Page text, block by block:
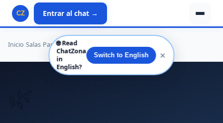
CZ Entrar al chat →
Inicio Salas Paraguay›Central
🌐 Read
ChatZona
in
English?
Switch to English ✕